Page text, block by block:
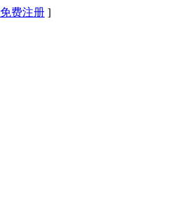
免费注册 ]